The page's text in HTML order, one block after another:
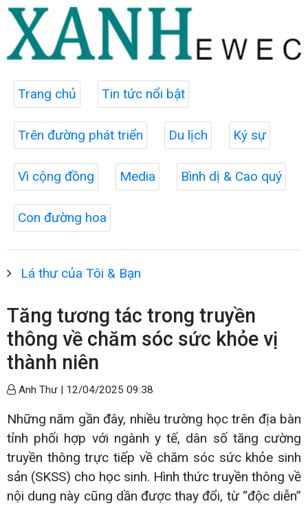
Trang chủ Tin tức nổi bật
Trên đường phát triển Du lịch Ký sự
Vì cộng đồng Media Bình dị & Cao quý
Con đường hoa
Lá thư của Tôi & Bạn
Tăng tương tác trong truyền
thông về chăm sóc sức khỏe vị
thành niên
Anh Thư | 12/04/2025 09:38
Những năm gần đây, nhiều trường học trên địa bàn
tỉnh phối hợp với ngành y tế, dân số tăng cường
truyền thông trực tiếp về chăm sóc sức khỏe sinh
sản (SKSS) cho học sinh. Hình thức truyền thông về
nội dung này cũng dần được thay đổi, từ “độc diễn”